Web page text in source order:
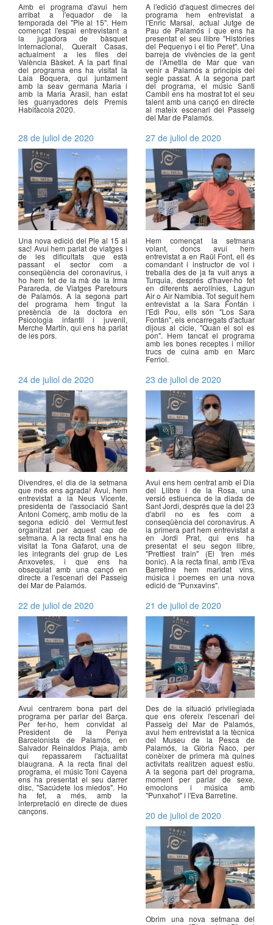
Amb el programa d'avui hem
arribat a l'equador de la
temporada del "Ple al 15". Hem
començat l'espai entrevistant a
la jugadora de bàsquet
internacional, Queralt Casas,
actualment a les files del
València Bàsket. A la part final
del programa ens ha visitat la
Laia Boquera, qui juntament
amb la seav germana Maria i
amb la Maria Arasil, han estat
les guanyadores dels Premis
Habitàcola 2020.
A l'edició d'aquest dimecres del
programa hem entrevistat a
l'Enric Marsal, actual Jutge de
Pau de Palamós i que ens ha
presentat el seu llibre "Històries
del Pequenyo i el tio Peret". Una
barreja de vivències de la gent
de l'Ametlla de Mar que van
venir a Palamós a principis del
segle passat. A la segona part
del programa, el músic Santi
Cambil ens ha mostrat tot el seu
talent amb una cançó en directe
al mateix escenari del Passeig
del Mar de Palamós.
28 de juliol de 2020
Una nova edició del Ple al 15 al
sac! Avui hem parlat de viatges i
de les dificultats que està
passant el sector com a
conseqüència del coronavirus, i
ho hem fet de la mà de la Irma
Parareda, de Viatges Paretours
de Palamós. A la segona part
del programa hem tingut la
presència de la doctora en
Psicologia infantil i juvenil,
Merche Martín, qui ens ha parlat
de les pors.
27 de juliol de 2020
Hem començat la setmana
volant, doncs avui hem
entrevistat a en Raül Font, ell és
comandant i instructor de vol i
treballa des de ja fa vuit anys a
Turquia, després d'haver-ho fet
en diferents aerolínies, Lagun
Air o Air Namíbia. Tot seguit hem
entrevistat a la Sara Fontán i
l'Edi Pou, ells són "Los Sara
Fontán", els encarregats d'actuar
dijous al cicle, "Quan el sol es
pon". Hem tancat el programa
amb les bones receptes i millor
trucs de cuina amb en Marc
Ferriol.
24 de juliol de 2020
Divendres, el dia de la setmana
que més ens agrada! Avui, hem
entrevistat a la Neus Vicente,
presidenta de l'associació Sant
Antoni Comerç, amb motiu de la
segona edició del Vermut.fest
organitzat per aquest cap de
setmana. A la recta final ens ha
visitat la Tona Gafarot, una de
les integrants del grup de Les
Anxovetes, i que ens ha
obsequiat amb una cançó en
directe a l'escenari del Passeig
del Mar de Palamós.
23 de juliol de 2020
Avui ens hem centrat amb el Dia
del Llibre i de la Rosa, una
versió estiuenca de la diada de
Sant Jordi, després que la del 23
d'abril no es fes com a
conseqüència del coronavirus. A
la primera part hem entrevistat a
en Jordi Prat, qui ens ha
presentat el seu segon llibre,
"Prettiest train" (El tren més
bonic). A la recta final, amb l'Eva
Barretine hem maridat vins,
música i poemes en una nova
edició de "Punxavins".
22 de juliol de 2020
Avui centrarem bona part del
programa per parlar del Barça.
Per fer-ho, hem convidat al
President de la Penya
Barcelonista de Palamós, en
Salvador Reinaldos Plaja, amb
qui repassarem l'actualitat
blaugrana. A la recta final del
programa, el músic Toni Cayena
ens ha presentat el seu darrer
disc, "Sacúdete los miedos". Ho
ha fet, a més, amb la
interpretació en directe de dues
cançons.
21 de juliol de 2020
Des de la situació privilegiada
que ens ofereix l'escenari del
Passeig del Mar de Palamós,
avui hem entrevistat a la tècnica
del Museu de la Pesca de
Palamós, la Glòria Ñaco, per
conèixer de primera mà quines
activitats realitzen aquest estiu.
A la segona part del programa,
moment per parlar de sexe,
emocions i música amb
"Punxahot" i l'Eva Barretine.
20 de juliol de 2020
Obrim una nova setmana del